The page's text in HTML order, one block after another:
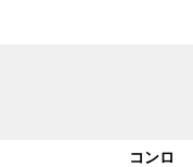
コンロ